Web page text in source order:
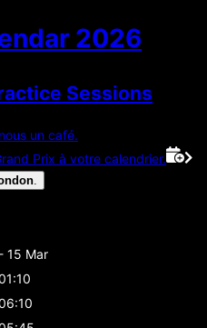
2026
Sessions
un café.
Prix à votre calendrier.
15 Mar